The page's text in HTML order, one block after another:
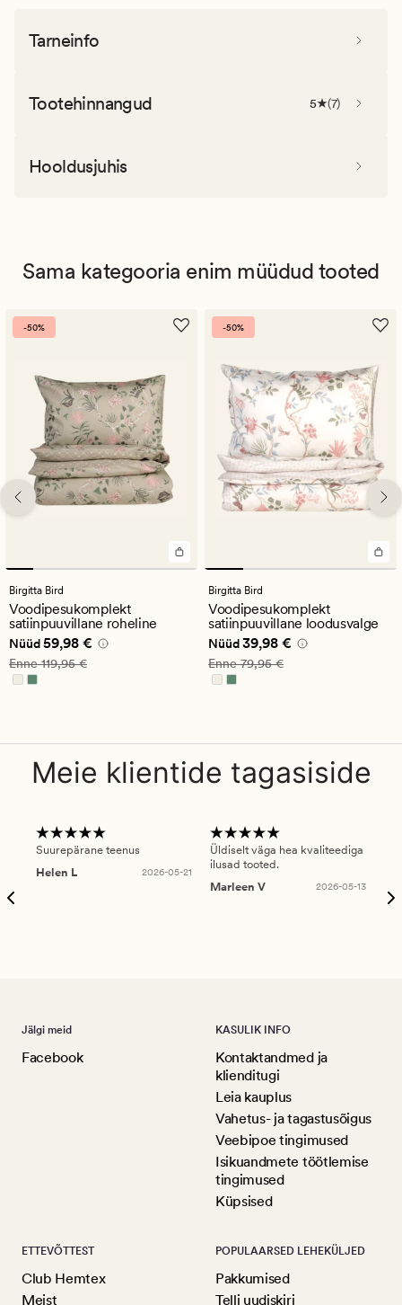
Tarneinfo
Tootehinnangud 5 (7)
Hooldusjuhis
Sama kategooria enim müüdud tooted
-50%
Birgitta Bird
Voodipesukomplekt
satiinpuuvillane roheline
Nåværende pris_ee
Nüüd59,98 €
Vanlig pris_ee
Enne119,95 €
-50%
Birgitta Bird
Voodipesukomplekt
satiinpuuvillane loodusvalge
Nåværende pris_ee
Nüüd39,98 €
Vanlig pris_ee
Enne79,95 €
Meie klientide tagasiside
Suurepärane teenus
Helen L
2026-05-21
Üldiselt väga hea kvaliteediga
ilusad tooted.
Marleen V
2026-05-13
Jälgi meid
Facebook
KASULIK INFO
Kontaktandmed ja
klienditugi
Leia kauplus
Vahetus- ja tagastusõigus
Veebipoe tingimused
Isikuandmete töötlemise
tingimused
Küpsised
ETTEVÕTTEST
Club Hemtex
Meist
POPULAARSED LEHEKÜLJED
Pakkumised
Telli uudiskiri